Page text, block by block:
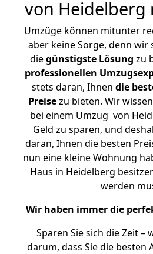
von Heidelberg
Umzüge können mitunter
aber keine Sorge, denn wir
diegünstigste Lösung zu
professionellen
stets daran, Ihnen die
Preisezu bieten. Wir
bei einem Umzug von
Geld zu sparen, und
daran, Ihnen die besten
nun eine kleine Wohnung
Haus in Heidelberg
werden
Wir haben immer die
Sparen Sie sich die Zeit –
darum, dass Sie die besten